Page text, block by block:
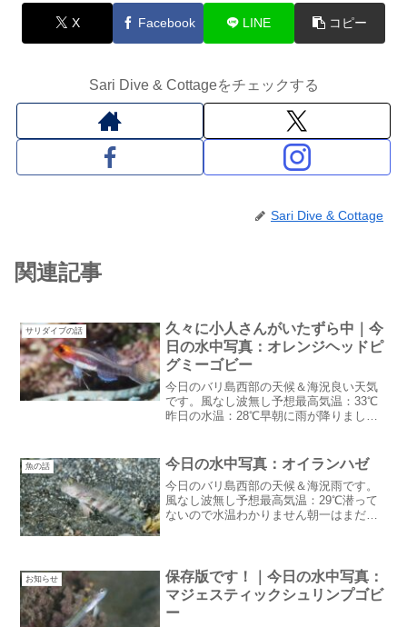
X Facebook LINE コピー
Sari Dive & Cottageをチェックする
Sari Dive & Cottage
関連記事
サリダイブの話
久々に小人さんがいたずら中｜今
日の水中写真：オレンジヘッドピ
グミーゴビー
今日のバリ島西部の天候＆海況良い天気
です。風なし波無し予想最高気温：33℃
昨日の水温：28℃早朝に雨が降りました
ね～！久々に小人さんがいたずら中：汗
ここ2~3日久しぶり...
魚の話 今日の水中写真：オイランハゼ
今日のバリ島西部の天候＆海況雨です。
風なし波無し予想最高気温：29℃潜って
ないので水温わかりません朝一はまだ雨
ゼオイランハゼオイラン...
お知らせ
保存版です！｜今日の水中写真：
マジェスティックシュリンプゴビ
ー